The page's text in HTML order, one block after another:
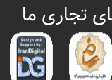
تجاری ما